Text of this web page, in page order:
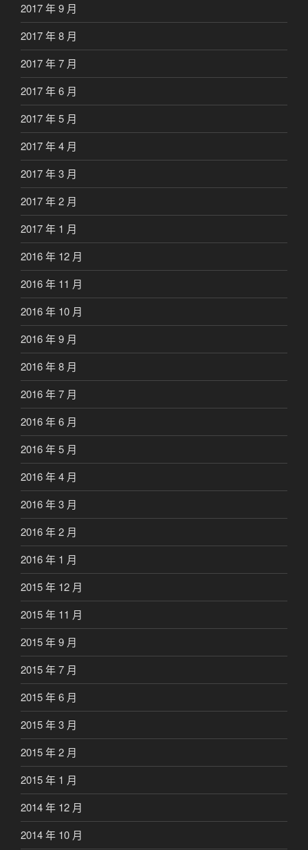
2017 年 9 月
2017 年 8 月
2017 年 7 月
2017 年 6 月
2017 年 5 月
2017 年 4 月
2017 年 3 月
2017 年 2 月
2017 年 1 月
2016 年 12 月
2016 年 11 月
2016 年 10 月
2016 年 9 月
2016 年 8 月
2016 年 7 月
2016 年 6 月
2016 年 5 月
2016 年 4 月
2016 年 3 月
2016 年 2 月
2016 年 1 月
2015 年 12 月
2015 年 11 月
2015 年 9 月
2015 年 7 月
2015 年 6 月
2015 年 3 月
2015 年 2 月
2015 年 1 月
2014 年 12 月
2014 年 10 月